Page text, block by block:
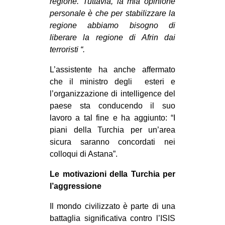
personale è che per stabilizzare la
regione abbiamo bisogno di
liberare la regione di Afrin dai
terroristi “.
L’assistente ha anche affermato
che il ministro degli esteri e
l’organizzazione di intelligence del
paese sta conducendo il suo
lavoro a tal fine e ha aggiunto: “I
piani della Turchia per un’area
sicura saranno concordati nei
colloqui di Astana”.
Le motivazioni della Turchia per
l’aggressione
Il mondo civilizzato è parte di una
battaglia significativa contro l’ISIS